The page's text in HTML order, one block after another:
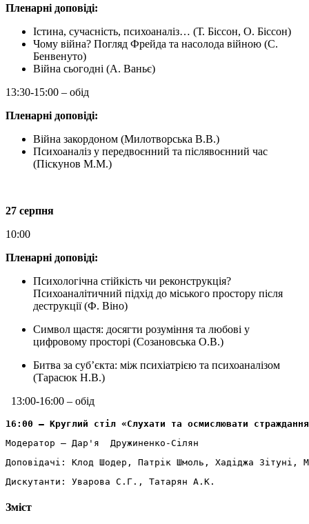
Пленарні доповіді:
Істина, сучасність, психоаналіз… (Т. Біссон, О. Біссон)
Чому війна? Погляд Фрейда та насолода війною (С.
Бенвенуто)
Війна сьогодні (А. Ваньє)
13:30-15:00 – обід
Пленарні доповіді:
Війна закордоном (Милотворська В.В.)
Психоаналіз у передвоєнний та післявоєнний час
(Піскунов М.М.)
27 серпня
10:00
Пленарні доповіді:
Психологічна стійкість чи реконструкція?
Психоаналітичний підхід до міського простору після
деструкції (Ф. Віно)
Символ щастя: досягти розуміння та любові у
цифровому просторі (Созановська О.В.)
Битва за суб’єкта: між психіатрією та психоаналізом
(Тарасюк Н.В.)
13:00-16:00 – обід
16:00 – Круглий стіл «Слухати та осмислювати
Модератор – Дар'я  Дружиненко-Сілян
Доповідачі: Клод Шодер, Патрік Шмоль, Хадіджа Зітуні,
Дискутанти: Уварова С.Г., Татарян А.К.
Зміст